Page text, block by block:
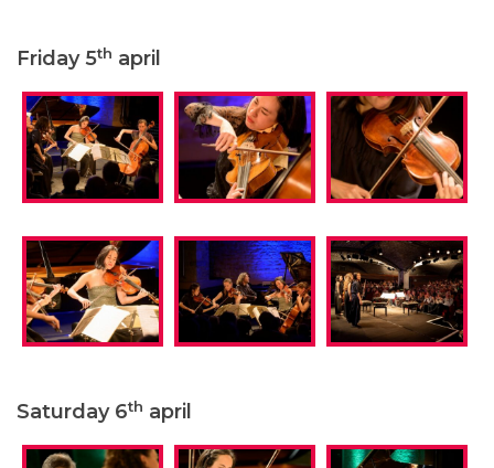
Friday 5th april
Saturday 6th april